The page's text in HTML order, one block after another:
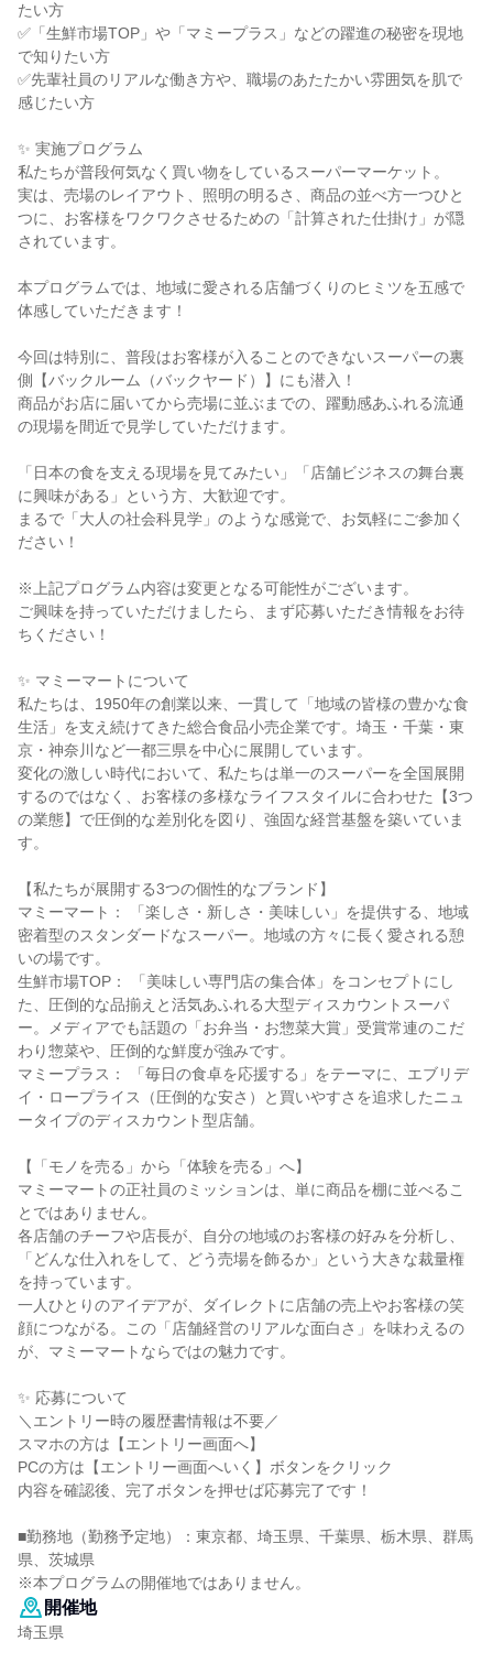
たい方
✅「生鮮市場TOP」や「マミープラス」などの躍進の秘密を現地
で知りたい方
✅先輩社員のリアルな働き方や、職場のあたたかい雰囲気を肌で
感じたい方
✨ 実施プログラム
私たちが普段何気なく買い物をしているスーパーマーケット。
実は、売場のレイアウト、照明の明るさ、商品の並べ方一つひと
つに、お客様をワクワクさせるための「計算された仕掛け」が隠
されています。
本プログラムでは、地域に愛される店舗づくりのヒミツを五感で
体感していただきます！
今回は特別に、普段はお客様が入ることのできないスーパーの裏
側【バックルーム（バックヤード）】にも潜入！
商品がお店に届いてから売場に並ぶまでの、躍動感あふれる流通
の現場を間近で見学していただけます。
「日本の食を支える現場を見てみたい」「店舗ビジネスの舞台裏
に興味がある」という方、大歓迎です。
まるで「大人の社会科見学」のような感覚で、お気軽にご参加く
ださい！
※上記プログラム内容は変更となる可能性がございます。
ご興味を持っていただけましたら、まず応募いただき情報をお待
ちください！
✨ マミーマートについて
私たちは、1950年の創業以来、一貫して「地域の皆様の豊かな食
生活」を支え続けてきた総合食品小売企業です。埼玉・千葉・東
京・神奈川など一都三県を中心に展開しています。
変化の激しい時代において、私たちは単一のスーパーを全国展開
するのではなく、お客様の多様なライフスタイルに合わせた【3つ
の業態】で圧倒的な差別化を図り、強固な経営基盤を築いていま
す。
【私たちが展開する3つの個性的なブランド】
マミーマート： 「楽しさ・新しさ・美味しい」を提供する、地域
密着型のスタンダードなスーパー。地域の方々に長く愛される憩
いの場です。
生鮮市場TOP： 「美味しい専門店の集合体」をコンセプトにし
た、圧倒的な品揃えと活気あふれる大型ディスカウントスーパ
ー。メディアでも話題の「お弁当・お惣菜大賞」受賞常連のこだ
わり惣菜や、圧倒的な鮮度が強みです。
マミープラス： 「毎日の食卓を応援する」をテーマに、エブリデ
イ・ロープライス（圧倒的な安さ）と買いやすさを追求したニュ
ータイプのディスカウント型店舗。
【「モノを売る」から「体験を売る」へ】
マミーマートの正社員のミッションは、単に商品を棚に並べるこ
とではありません。
各店舗のチーフや店長が、自分の地域のお客様の好みを分析し、
「どんな仕入れをして、どう売場を飾るか」という大きな裁量権
を持っています。
一人ひとりのアイデアが、ダイレクトに店舗の売上やお客様の笑
顔につながる。この「店舗経営のリアルな面白さ」を味わえるの
が、マミーマートならではの魅力です。
✨ 応募について
＼エントリー時の履歴書情報は不要／
スマホの方は【エントリー画面へ】
PCの方は【エントリー画面へいく】ボタンをクリック
内容を確認後、完了ボタンを押せば応募完了です！
■勤務地（勤務予定地）：東京都、埼玉県、千葉県、栃木県、群馬
県、茨城県
※本プログラムの開催地ではありません。
開催地
埼玉県